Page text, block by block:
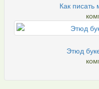
Как
Этюд